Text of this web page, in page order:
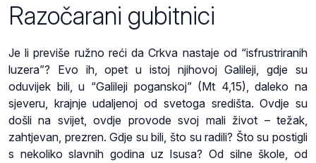
Razočarani gubitnici
Je li previše ružno reći da Crkva nastaje od “isfrustriranih
luzera”? Evo ih, opet u istoj njihovoj Galileji, gdje su
oduvijek bili, u “Galileji poganskoj” (Mt 4,15), daleko na
sjeveru, krajnje udaljenoj od svetoga središta. Ovdje su
došli na svijet, ovdje provode svoj mali život – težak,
zahtjevan, prezren. Gdje su bili, što su radili? Što su postigli
s nekoliko slavnih godina uz Isusa? Od silne škole, od